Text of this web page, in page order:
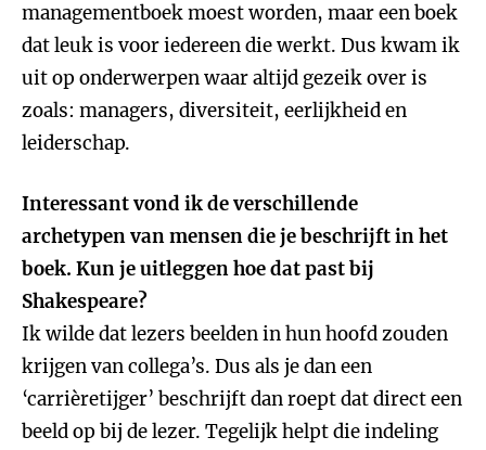
managementboek moest worden, maar een boek
dat leuk is voor iedereen die werkt. Dus kwam ik
uit op onderwerpen waar altijd gezeik over is
zoals: managers, diversiteit, eerlijkheid en
leiderschap.
Interessant vond ik de verschillende
archetypen van mensen die je beschrijft in het
boek. Kun je uitleggen hoe dat past bij
Shakespeare?
Ik wilde dat lezers beelden in hun hoofd zouden
krijgen van collega’s. Dus als je dan een
‘carrièretijger’ beschrijft dan roept dat direct een
beeld op bij de lezer. Tegelijk helpt die indeling